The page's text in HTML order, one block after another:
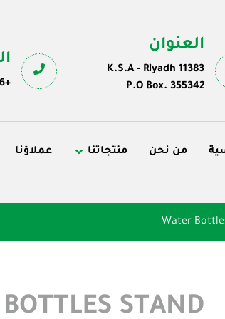
العنوان
K.S.A - Riyadh 11383
P.O Box. 355342
+966-920023476
من نحن منتجاتنا عملاؤنا
Water
STAND